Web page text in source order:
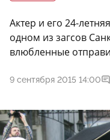
Актер и его 24-
одном из загсов
влюбленные
9 сентября 2015 14:00